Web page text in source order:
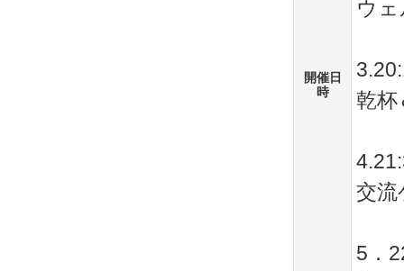
開催日
時
ウ
乾杯
交流
5．